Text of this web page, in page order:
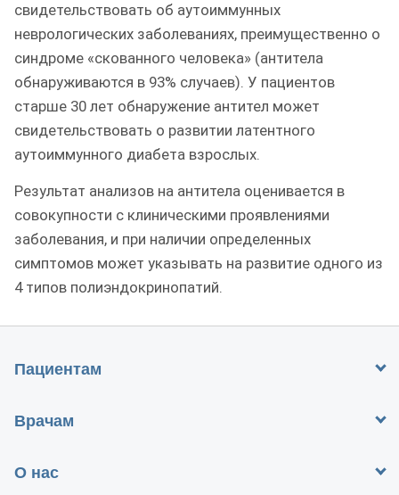
свидетельствовать об аутоиммунных
неврологических заболеваниях, преимущественно о
синдроме «скованного человека» (антитела
обнаруживаются в 93% случаев). У пациентов
старше 30 лет обнаружение антител может
свидетельствовать о развитии латентного
аутоиммунного диабета взрослых.
Результат анализов на антитела оценивается в
совокупности с клиническими проявлениями
заболевания, и при наличии определенных
симптомов может указывать на развитие одного из
4 типов полиэндокринопатий.
Пациентам
Врачам
О нас